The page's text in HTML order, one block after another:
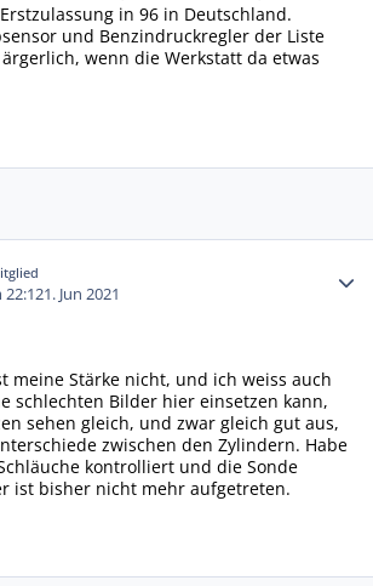
in 96 in Deutschland.
und Benzindruckregler der Liste
wenn die Werkstatt da etwas
22:121. Jun 2021
meine Stärke nicht, und ich weiss auch
schlechten Bilder hier einsetzen kann,
sehen gleich, und zwar gleich gut aus,
zwischen den Zylindern. Habe
kontrolliert und die Sonde
ist bisher nicht mehr aufgetreten.